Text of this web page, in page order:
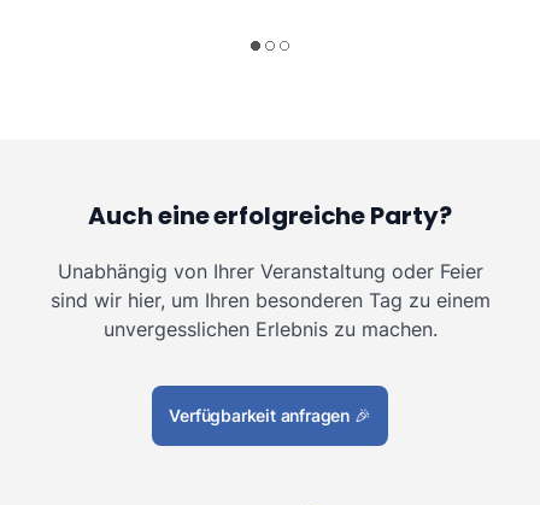
Auch eine erfolgreiche Party?
Unabhängig von Ihrer Veranstaltung oder Feier
sind wir hier, um Ihren besonderen Tag zu einem
unvergesslichen Erlebnis zu machen.
Verfügbarkeit anfragen 🎉